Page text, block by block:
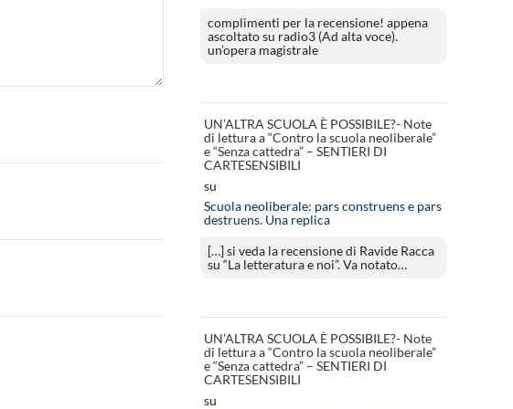
complimenti per la recensione! appena
ascoltato su radio3 (Ad alta voce).
un’opera magistrale
UN’ALTRA SCUOLA È POSSIBILE?- Note
di lettura a “Contro la scuola neoliberale”
e “Senza cattedra” – SENTIERI DI
CARTESENSIBILI
su
Scuola neoliberale: pars construens e pars
destruens. Una replica
[…] si veda la recensione di Ravide Racca
su “La letteratura e noi”. Va notato…
UN’ALTRA SCUOLA È POSSIBILE?- Note
di lettura a “Contro la scuola neoliberale”
e “Senza cattedra” – SENTIERI DI
CARTESENSIBILI
su